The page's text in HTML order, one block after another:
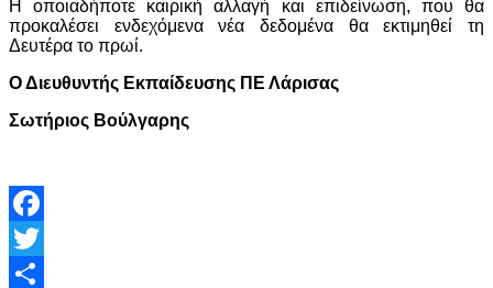
Η οποιαδήποτε καιρική αλλαγή και επιδείνωση, που θα
προκαλέσει ενδεχόμενα νέα δεδομένα θα εκτιμηθεί τη
Δευτέρα το πρωί.
Ο Διευθυντής Εκπαίδευσης ΠΕ Λάρισας
Σωτήριος Βούλγαρης
Facebook
Twitter